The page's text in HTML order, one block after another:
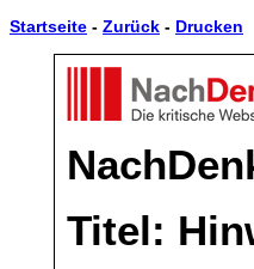
Startseite - Zurück - Drucken
Titel: